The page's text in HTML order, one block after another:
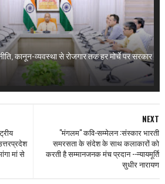
कानून-व्यवस्था से रोजगार तक हर मोर्चे पर सरकार
NEXT
"मंगलम" कवि-सम्मेलन :संस्कार भारती
समरसता के संदेश के साथ कलाकारों को
करती है सम्मानजनक मंच प्रदान --न्यायमूर्ति
सुधीर नारायण
मां से